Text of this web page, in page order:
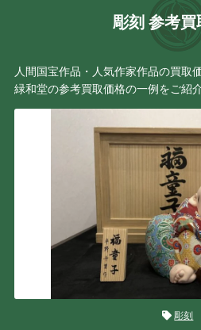
彫刻 参考買
人間国宝作品・人気作家作品の買取
緑和堂の参考買取価格の一例をご紹介
彫刻